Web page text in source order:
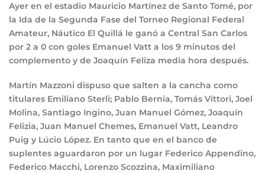
Ayer en el estadio Mauricio Martínez de Santo Tomé, por
la Ida de la Segunda Fase del Torneo Regional Federal
Amateur, Náutico El Quillá le ganó a Central San Carlos
por 2 a 0 con goles Emanuel Vatt a los 9 minutos del
complemento y de Joaquín Feliza media hora después.
Martín Mazzoni dispuso que salten a la cancha como
titulares Emiliano Sterli; Pablo Bernia, Tomás Vittori, Joel
Molina, Santiago Ingino, Juan Manuel Gómez, Joaquín
Felizia, Juan Manuel Chemes, Emanuel Vatt, Leandro
Puig y Lúcio López. En tanto que en el banco de
suplentes aguardaron por un lugar Federico Appendino,
Federico Macchi, Lorenzo Scozzina, Maximiliano